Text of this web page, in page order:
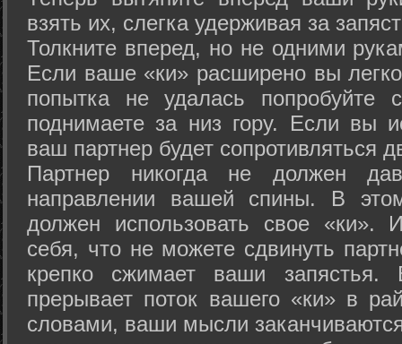
взять их, слегка удерживая за
Толкните вперед, но не одними
Если ваше «ки» расширено вы
попытка не удалась попробуйте
поднимаете за низ гору. Если вы
ваш партнер будет сопротивляться
Партнер никогда не должен
направлении вашей спины. В
должен использовать свое «ки».
себя, что не можете сдвинуть
крепко сжимает ваши запястья.
прерывает поток вашего «ки» в
словами, ваши мысли